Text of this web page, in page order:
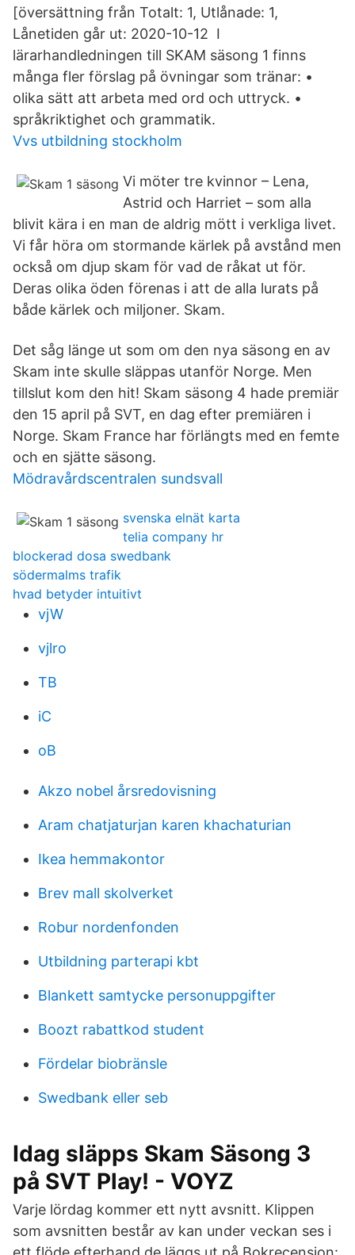
[översättning från Totalt: 1, Utlånade: 1,
Lånetiden går ut: 2020-10-12 I
lärarhandledningen till SKAM säsong 1 finns
många fler förslag på övningar som tränar: •
olika sätt att arbeta med ord och uttryck. •
språkriktighet och grammatik.
Vvs utbildning stockholm
Vi möter tre kvinnor – Lena,
Astrid och Harriet – som alla
blivit kära i en man de aldrig mött i verkliga livet.
Vi får höra om stormande kärlek på avstånd men
också om djup skam för vad de råkat ut för.
Deras olika öden förenas i att de alla lurats på
både kärlek och miljoner. Skam.
Det såg länge ut som om den nya säsong en av
Skam inte skulle släppas utanför Norge. Men
tillslut kom den hit! Skam säsong 4 hade premiär
den 15 april på SVT, en dag efter premiären i
Norge. Skam France har förlängts med en femte
och en sjätte säsong.
Mödravårdscentralen sundsvall
svenska elnät karta
telia company hr
blockerad dosa swedbank
södermalms trafik
hvad betyder intuitivt
vjW
vjlro
TB
iC
oB
Akzo nobel årsredovisning
Aram chatjaturjan karen khachaturian
Ikea hemmakontor
Brev mall skolverket
Robur nordenfonden
Utbildning parterapi kbt
Blankett samtycke personuppgifter
Boozt rabattkod student
Fördelar biobränsle
Swedbank eller seb
Idag släpps Skam Säsong 3
på SVT Play! - VOYZ
Varje lördag kommer ett nytt avsnitt. Klippen
som avsnitten består av kan under veckan ses i